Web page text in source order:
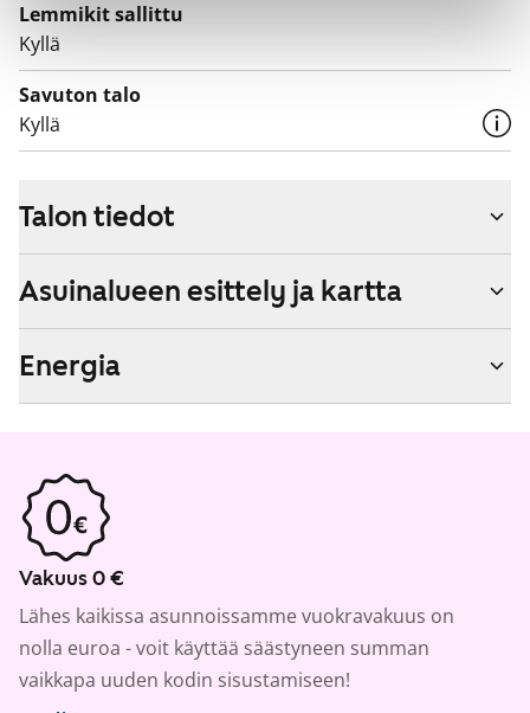
Lemmikit sallittu
Kyllä
Savuton talo
Kyllä
Talon tiedot
Asuinalueen esittely ja kartta
Energia
Vakuus 0 €
Lähes kaikissa asunnoissamme vuokravakuus on
nolla euroa - voit käyttää säästyneen summan
vaikkapa uuden kodin sisustamiseen!